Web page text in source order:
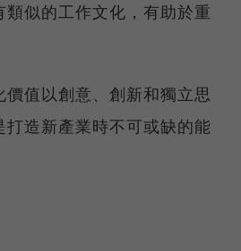
似的工作文化，有助於重
值以創意、創新和獨立思
打造新產業時不可或缺的能